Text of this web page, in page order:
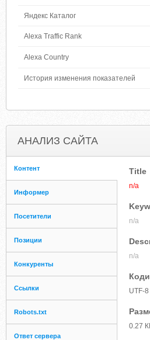
Яндекс Каталог
Alexa Traffic Rank
Alexa Country
История изменения показателей
АНАЛИЗ САЙТА
Контент
Информер
Посетители
Позиции
Конкуренты
Ссылки
Robots.txt
Ответ сервера
Title
n/a
n/a
n/a
UTF-8
0.27